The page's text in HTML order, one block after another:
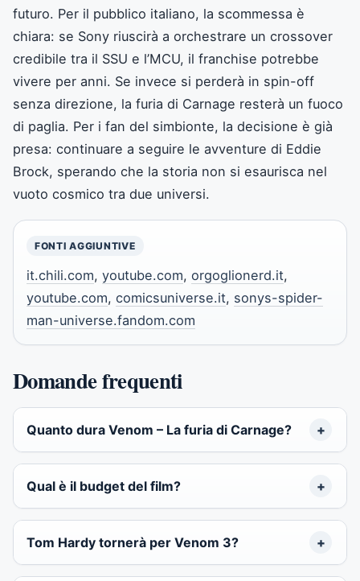
futuro. Per il pubblico italiano, la scommessa è
chiara: se Sony riuscirà a orchestrare un crossover
credibile tra il SSU e l’MCU, il franchise potrebbe
vivere per anni. Se invece si perderà in spin-off
senza direzione, la furia di Carnage resterà un fuoco
di paglia. Per i fan del simbionte, la decisione è già
presa: continuare a seguire le avventure di Eddie
Brock, sperando che la storia non si esaurisca nel
vuoto cosmico tra due universi.
FONTI AGGIUNTIVE
it.chili.com, youtube.com, orgoglionerd.it,
youtube.com, comicsuniverse.it, sonys-spider-
man-universe.fandom.com
Domande frequenti
Quanto dura Venom – La furia di Carnage?
Qual è il budget del film?
Tom Hardy tornerà per Venom 3?